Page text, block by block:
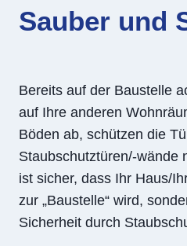
Sauber und
Bereits auf der Baustelle
auf Ihre anderen
Böden ab, schützen die
Staubschutztüren/-wände
ist sicher, dass Ihr Haus/
zur „Baustelle“ wird,
Sicherheit durch